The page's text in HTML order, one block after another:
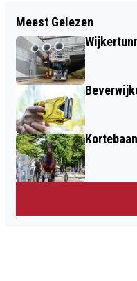
VANDAAG IN
NAAR
Meest Gelezen